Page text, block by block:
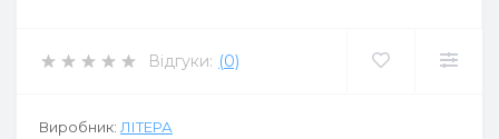
Відгуки: (0)
Виробник: ЛІТЕРА